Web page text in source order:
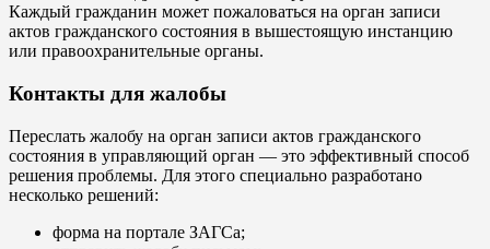
Каждый гражданин может пожаловаться на орган записи
актов гражданского состояния в вышестоящую инстанцию
или правоохранительные органы.
Контакты для жалобы
Переслать жалобу на орган записи актов гражданского
состояния в управляющий орган — это эффективный способ
решения проблемы. Для этого специально разработано
несколько решений:
форма на портале ЗАГСа;